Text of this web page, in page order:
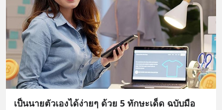
เป็นนายตัวเองได้ง่ายๆ ด้วย 5 ทักษะเด็ด ฉบับมือ